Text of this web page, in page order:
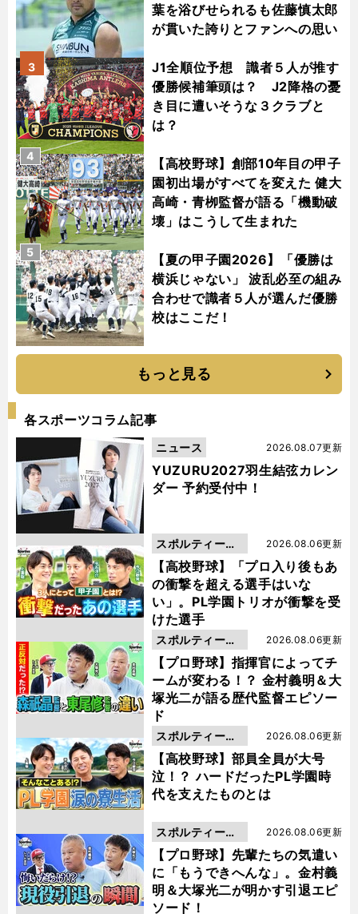
葉を浴びせられるも佐藤慎太郎
が貫いた誇りとファンへの思い
J1全順位予想 識者５人が推す
優勝候補筆頭は？ J2降格の憂
き目に遭いそうな３クラブと
は？
3
【高校野球】創部10年目の甲子
園初出場がすべてを変えた 健大
高崎・青栁監督が語る「機動破
壊」はこうして生まれた
4
【夏の甲子園2026】「優勝は
横浜じゃない」 波乱必至の組み
合わせで識者５人が選んだ優勝
校はここだ！
5
もっと見る
各スポーツコラム記事
YUZURU2027羽生結弦カレン
ダー 予約受付中！
2026.08.07更新
ニュース
【高校野球】「プロ入り後もあ
の衝撃を超える選手はいな
い」。PL学園トリオが衝撃を受
けた選手
2026.08.06更新
スポルティーバ
動画
【プロ野球】指揮官によってチ
ームが変わる！？ 金村義明＆大
塚光二が語る歴代監督エピソー
ド
2026.08.06更新
スポルティーバ
動画
【高校野球】部員全員が大号
泣！？ ハードだったPL学園時
代を支えたものとは
2026.08.06更新
スポルティーバ
動画
【プロ野球】先輩たちの気遣い
に「もうできへんな」。金村義
明＆大塚光二が明かす引退エピ
ソード！
2026.08.06更新
スポルティーバ
動画